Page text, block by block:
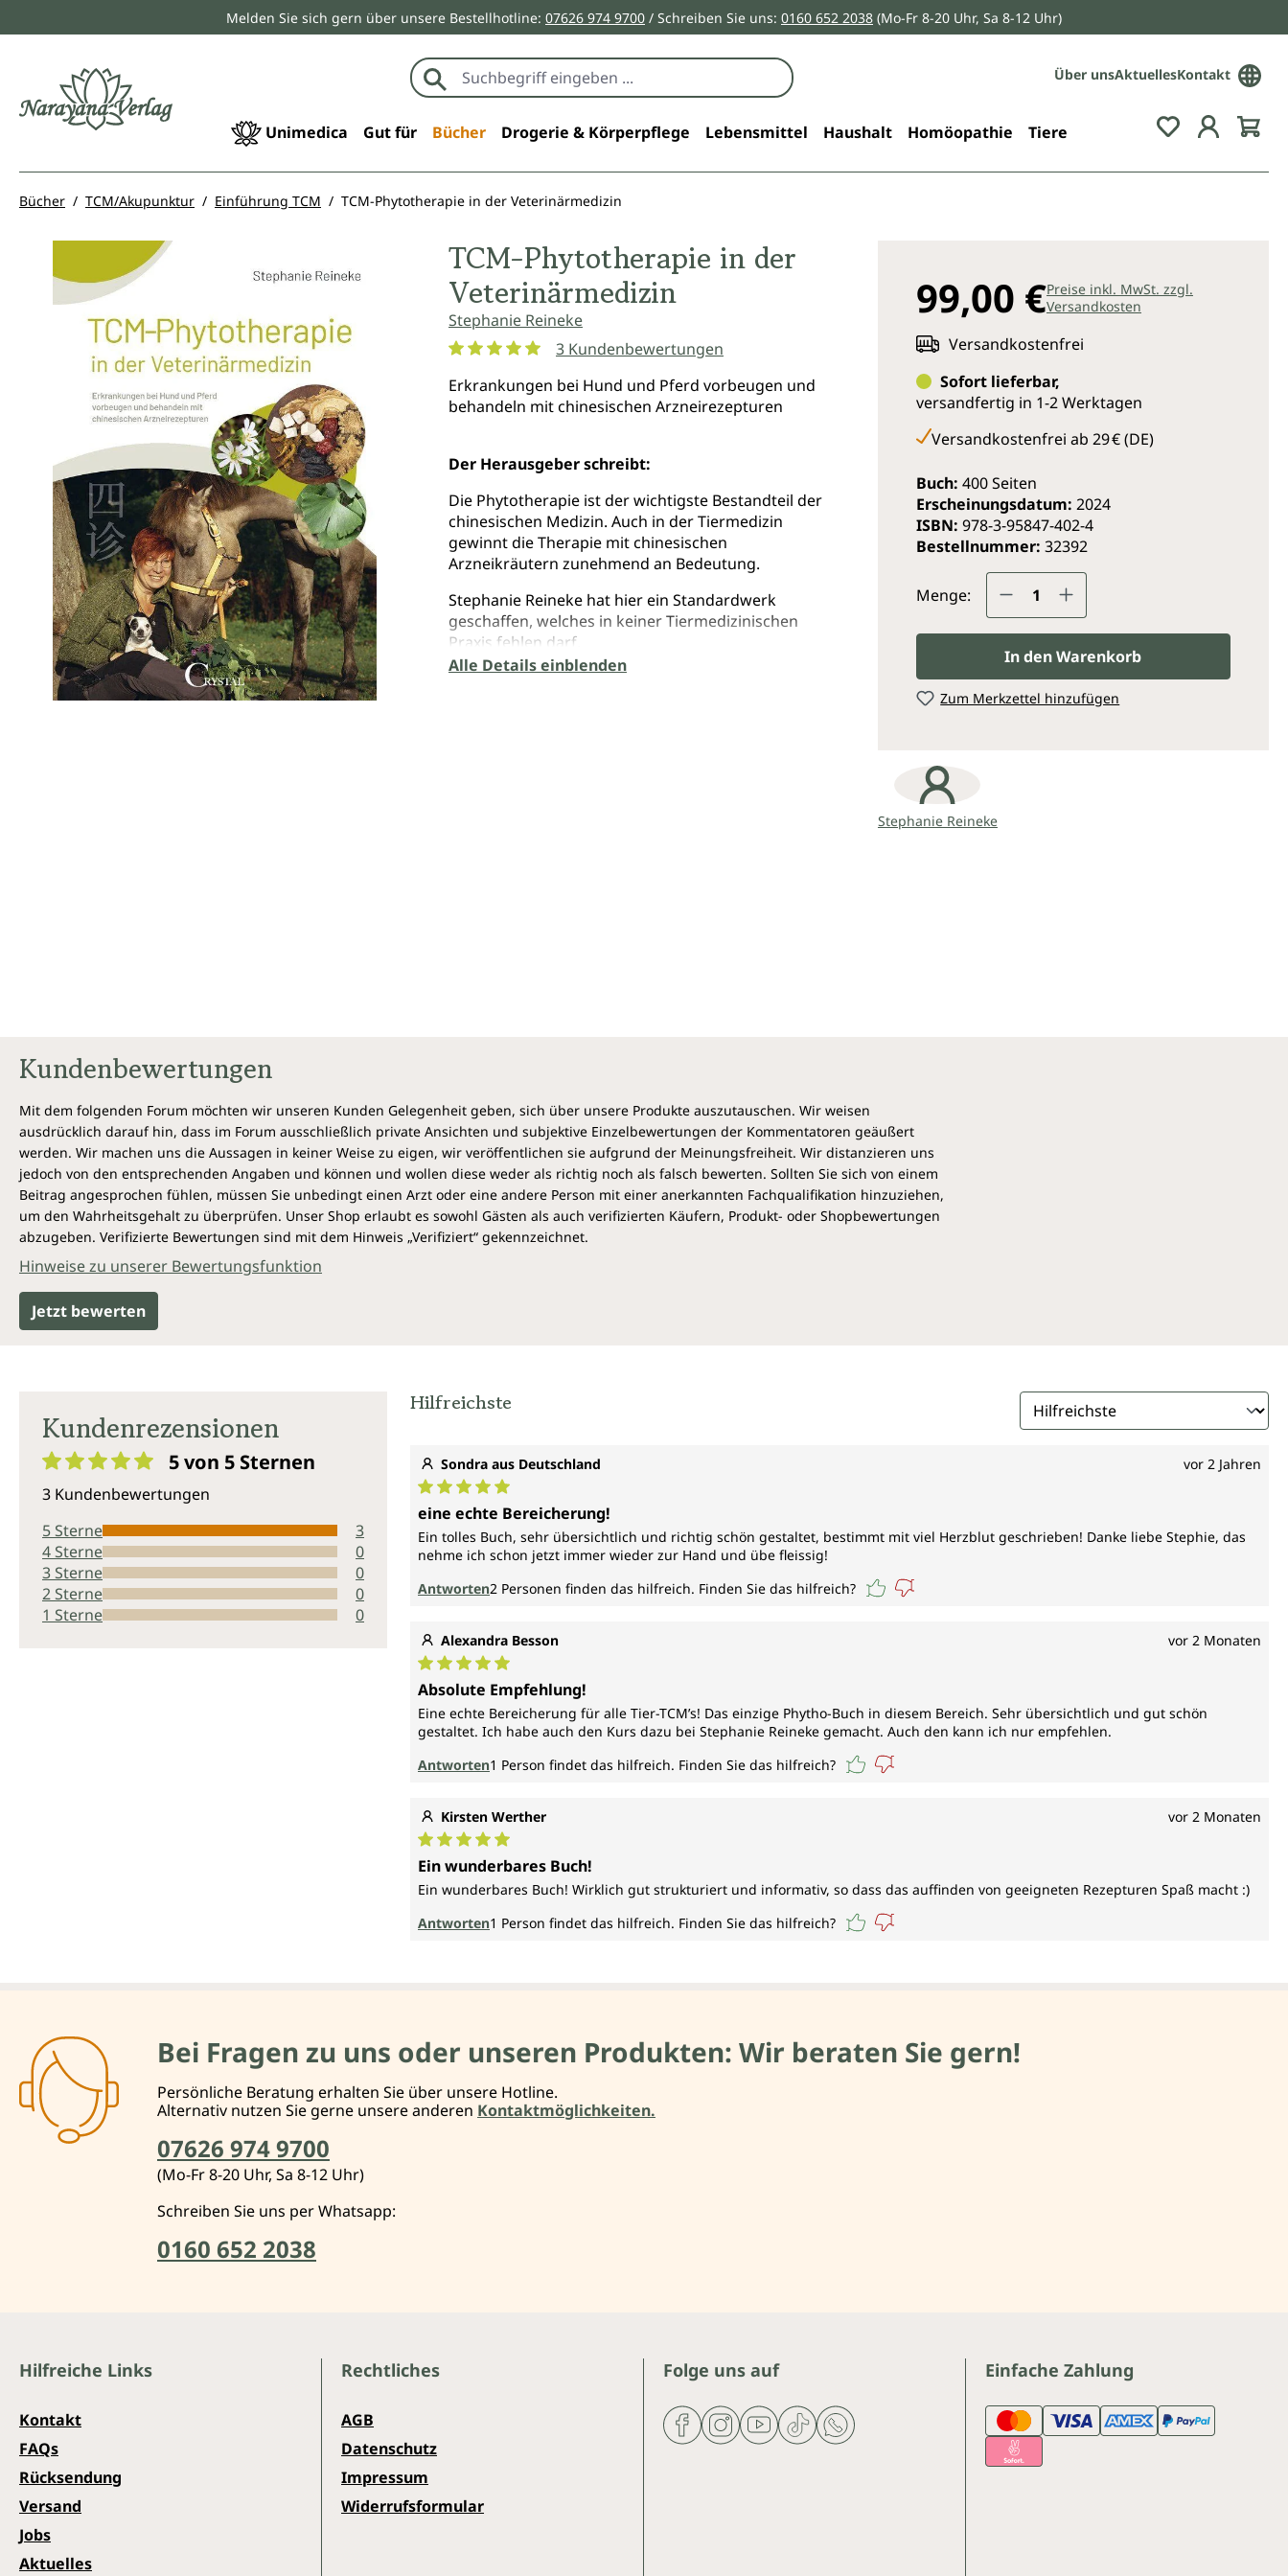
Zur Hauptnavigation springenMelden Sie sich gern über unsere Bestellhotline: 07626 974 9700 / Schreiben Sie uns: 0160 652 2038 (Mo-Fr 8-20 Uhr, Sa 8-12 Uhr)
Über unsAktuellesKontakt
Unimedica Gut für Bücher Drogerie & Körperpflege Lebensmittel Haushalt Homöopathie Tiere Du hast 0
Bücher TCM/Akupunktur Einführung TCM TCM-Phytotherapie in der Veterinärmedizin
Bildergalerie überspringen
TCM-Phytotherapie in der
Veterinärmedizin
Stephanie Reineke
3 Kundenbewertungen
Erkrankungen bei Hund und Pferd vorbeugen und
behandeln mit chinesischen Arzneirezepturen
Der Herausgeber schreibt:
Die Phytotherapie ist der wichtigste Bestandteil der
chinesischen Medizin. Auch in der Tiermedizin
gewinnt die Therapie mit chinesischen
Arzneikräutern zunehmend an Bedeutung.
Stephanie Reineke hat hier ein Standardwerk
geschaffen, welches in keiner Tiermedizinischen
Praxis fehlen darf.
Dieses Buch soll nicht nur als Nachschlagewerk für
Alle Details einblenden
99,00 €Preise inkl. MwSt. zzgl.
Versandkosten
Versandkostenfrei
Sofort lieferbar,
versandfertig in 1-2 Werktagen
Versandkostenfrei ab 29 € (DE)
Buch: 400 Seiten
Erscheinungsdatum: 2024
ISBN: 978-3-95847-402-4
Bestellnummer: 32392
Menge: Produkt Anzahl: Gib den
In den Warenkorb
Zum Merkzettel hinzufügen
Stephanie Reineke
Kundenbewertungen
Mit dem folgenden Forum möchten wir unseren Kunden Gelegenheit geben, sich über unsere Produkte auszutauschen. Wir weisen
ausdrücklich darauf hin, dass im Forum ausschließlich private Ansichten und subjektive Einzelbewertungen der Kommentatoren geäußert
werden. Wir machen uns die Aussagen in keiner Weise zu eigen, wir veröffentlichen sie aufgrund der Meinungsfreiheit. Wir distanzieren uns
jedoch von den entsprechenden Angaben und können und wollen diese weder als richtig noch als falsch bewerten. Sollten Sie sich von einem
Beitrag angesprochen fühlen, müssen Sie unbedingt einen Arzt oder eine andere Person mit einer anerkannten Fachqualifikation hinzuziehen,
um den Wahrheitsgehalt zu überprüfen. Unser Shop erlaubt es sowohl Gästen als auch verifizierten Käufern, Produkt- oder Shopbewertungen
abzugeben. Verifizierte Bewertungen sind mit dem Hinweis „Verifiziert“ gekennzeichnet.
Hinweise zu unserer Bewertungsfunktion
Jetzt bewerten
Kundenrezensionen
5 von 5 Sternen
3 Kundenbewertungen
5 Sterne
3
4 Sterne
0
3 Sterne
0
2 Sterne
0
1 Sterne
0
Hilfreichste
Sondra aus Deutschland vor 2 Jahren
Durchschnittliche Bewertung von 5 von 5 Sternen
eine echte Bereicherung!
Ein tolles Buch, sehr übersichtlich und richtig schön gestaltet, bestimmt mit viel Herzblut geschrieben! Danke liebe Stephie, das
nehme ich schon jetzt immer wieder zur Hand und übe fleissig!
Antworten2 Personen finden das hilfreich. Finden Sie das hilfreich?
Alexandra Besson vor 2 Monaten
Durchschnittliche Bewertung von 5 von 5 Sternen
Absolute Empfehlung!
Eine echte Bereicherung für alle Tier-TCM’s! Das einzige Phytho-Buch in diesem Bereich. Sehr übersichtlich und gut schön
gestaltet. Ich habe auch den Kurs dazu bei Stephanie Reineke gemacht. Auch den kann ich nur empfehlen.
Antworten1 Person findet das hilfreich. Finden Sie das hilfreich?
Kirsten Werther vor 2 Monaten
Durchschnittliche Bewertung von 5 von 5 Sternen
Ein wunderbares Buch!
Ein wunderbares Buch! Wirklich gut strukturiert und informativ, so dass das auffinden von geeigneten Rezepturen Spaß macht :)
Antworten1 Person findet das hilfreich. Finden Sie das hilfreich?
Bei Fragen zu uns oder unseren Produkten: Wir beraten Sie gern!
Persönliche Beratung erhalten Sie über unsere Hotline.
Alternativ nutzen Sie gerne unsere anderen Kontaktmöglichkeiten.
07626 974 9700
(Mo-Fr 8-20 Uhr, Sa 8-12 Uhr)
Schreiben Sie uns per Whatsapp:
0160 652 2038
Folge uns auf Einfache Zahlung
Hilfreiche Links
Kontakt
FAQs
Rücksendung
Versand
Jobs
Aktuelles
Rechtliches
AGB
Datenschutz
Impressum
Widerrufsformular